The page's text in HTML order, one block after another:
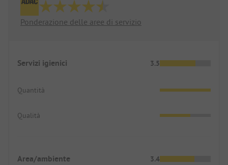
Ponderazione delle aree di servizio
Servizi igienici 3.5
Quantità
Qualità
Area/ambiente 3.4